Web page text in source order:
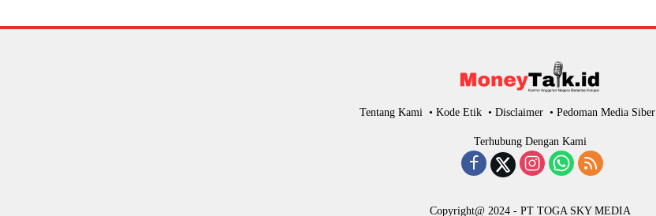
Tentang Kami Kode Etik Disclaimer Pedoman Media Siber
Terhubung Dengan Kami
Copyright@ 2024 - PT TOGA SKY MEDIA